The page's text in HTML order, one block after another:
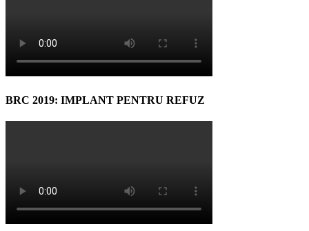
BRC 2019: IMPLANT PENTRU REFUZ